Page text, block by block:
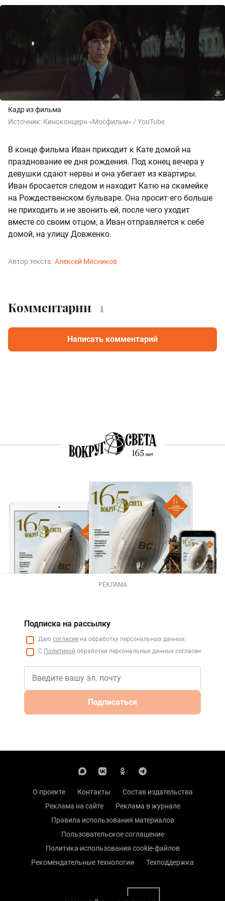
Кадр из фильма
Источник: Киноконцерн «Мосфильм» / YouTube
В конце фильма Иван приходит к Кате домой на
празднование ее дня рождения. Под конец вечера у
девушки сдают нервы и она убегает из квартиры.
Иван бросается следом и находит Катю на скамейке
на Рождественском бульваре. Она просит его больше
не приходить и не звонить ей, после чего уходит
вместе со своим отцом, а Иван отправляется к себе
домой, на улицу Довженко.
Автор текста: Алексей Мясников
Комментарии 1
Написать комментарий
РЕКЛАМА
Подписка на рассылку
Даю согласие на обработку персональных данных
С Политикой обработки персональных данных согласен
Подписаться
О проекте Контакты
Состав издательства
Реклама на сайте
Реклама в журнале
Правила использования материалов
Пользовательское соглашение
Политика использования cookie-файлов
Рекомендательные технологии
Техподдержка